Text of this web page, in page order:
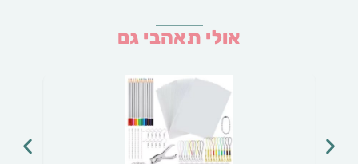
אולי תאהבי גם